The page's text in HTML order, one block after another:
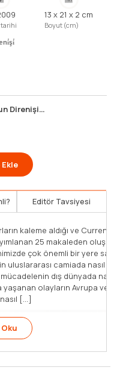
tarihi
13 x 21 x 2 cm
Boyut (cm)
Direnişi…
Editör Tavsiyesi
Wilson’a,
Fransa Başbakanı
bunun geçici
Yunanistan
Türk
Arapların
[...]
ve